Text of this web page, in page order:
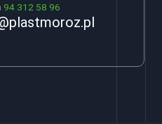
94 312 58 96